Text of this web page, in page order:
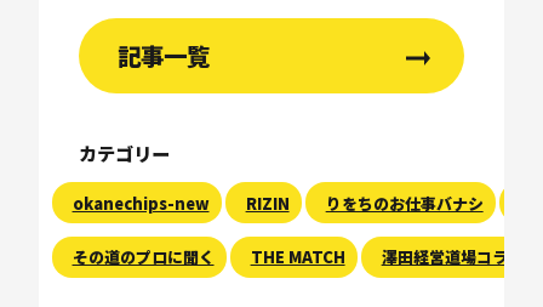
記事一覧
カテゴリー
okanechips-new RIZIN りをちのお仕事バナシ
その道のプロに聞く THE MATCH 澤田経営道場コラム